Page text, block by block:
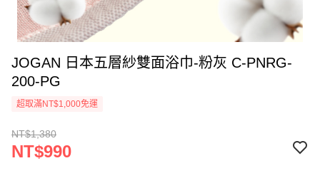
JOGAN 日本五層紗雙面浴巾-粉灰 C-PNRG-
200-PG
超取滿NT$1,000免運
NT$1,380
NT$990